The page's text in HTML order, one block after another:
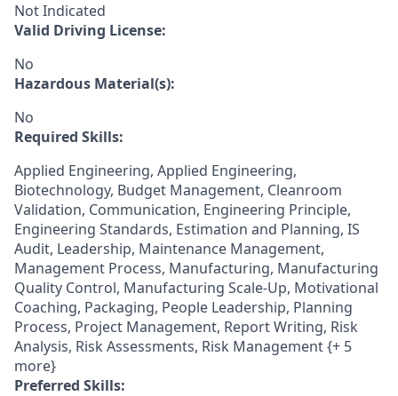
Not Indicated
Valid Driving License:
No
Hazardous Material(s):
No
Required Skills:
Applied Engineering, Applied Engineering,
Biotechnology, Budget Management, Cleanroom
Validation, Communication, Engineering Principle,
Engineering Standards, Estimation and Planning, IS
Audit, Leadership, Maintenance Management,
Management Process, Manufacturing, Manufacturing
Quality Control, Manufacturing Scale-Up, Motivational
Coaching, Packaging, People Leadership, Planning
Process, Project Management, Report Writing, Risk
Analysis, Risk Assessments, Risk Management {+ 5
more}
Preferred Skills: